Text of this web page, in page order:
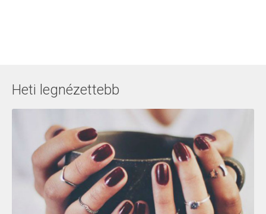
Heti legnézettebb